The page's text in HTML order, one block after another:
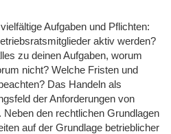
Aufgaben und Pflichten:
aktiv werden?
zu deinen Aufgaben, worum
nicht? Welche Fristen und
Das Handeln als
der Anforderungen von
Neben den rechtlichen Grundlagen
auf der Grundlage betrieblicher